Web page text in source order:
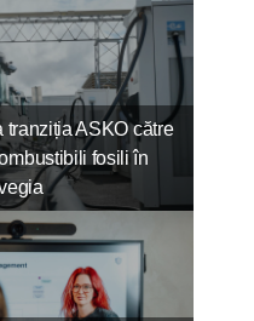
ASKO către
fosili în